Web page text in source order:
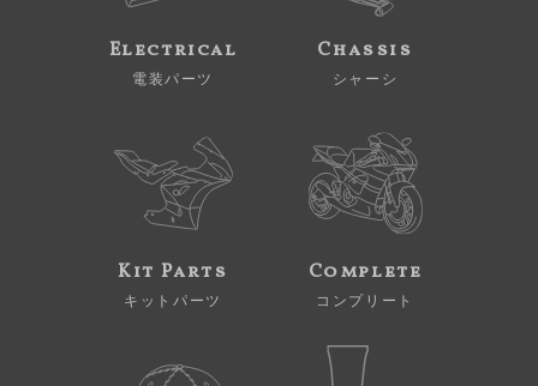
Electrical
電装パーツ
Chassis
シャーシ
Kit Parts
キットパーツ
Complete
コンプリート